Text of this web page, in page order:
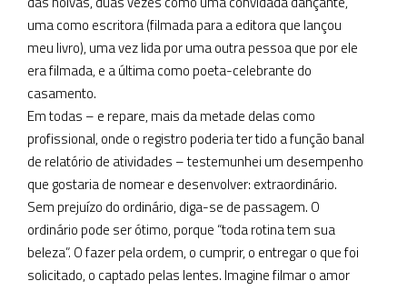
uma como escritora (filmada para a editora que lançou
meu livro), uma vez lida por uma outra pessoa que por ele
era filmada, e a última como poeta-celebrante do
casamento.
Em todas – e repare, mais da metade delas como
profissional, onde o registro poderia ter tido a função banal
de relatório de atividades – testemunhei um desempenho
que gostaria de nomear e desenvolver: extraordinário.
Sem prejuízo do ordinário, diga-se de passagem. O
ordinário pode ser ótimo, porque “toda rotina tem sua
beleza”. O fazer pela ordem, o cumprir, o entregar o que foi
solicitado, o captado pelas lentes. Imagine filmar o amor